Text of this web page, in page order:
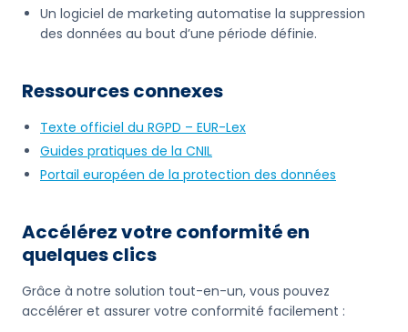
Un logiciel de marketing automatise la suppression
des données au bout d’une période définie.
Ressources connexes
Texte officiel du RGPD – EUR-Lex
Guides pratiques de la CNIL
Portail européen de la protection des données
Accélérez votre conformité en
quelques clics
Grâce à notre solution tout-en-un, vous pouvez
accélérer et assurer votre conformité facilement :